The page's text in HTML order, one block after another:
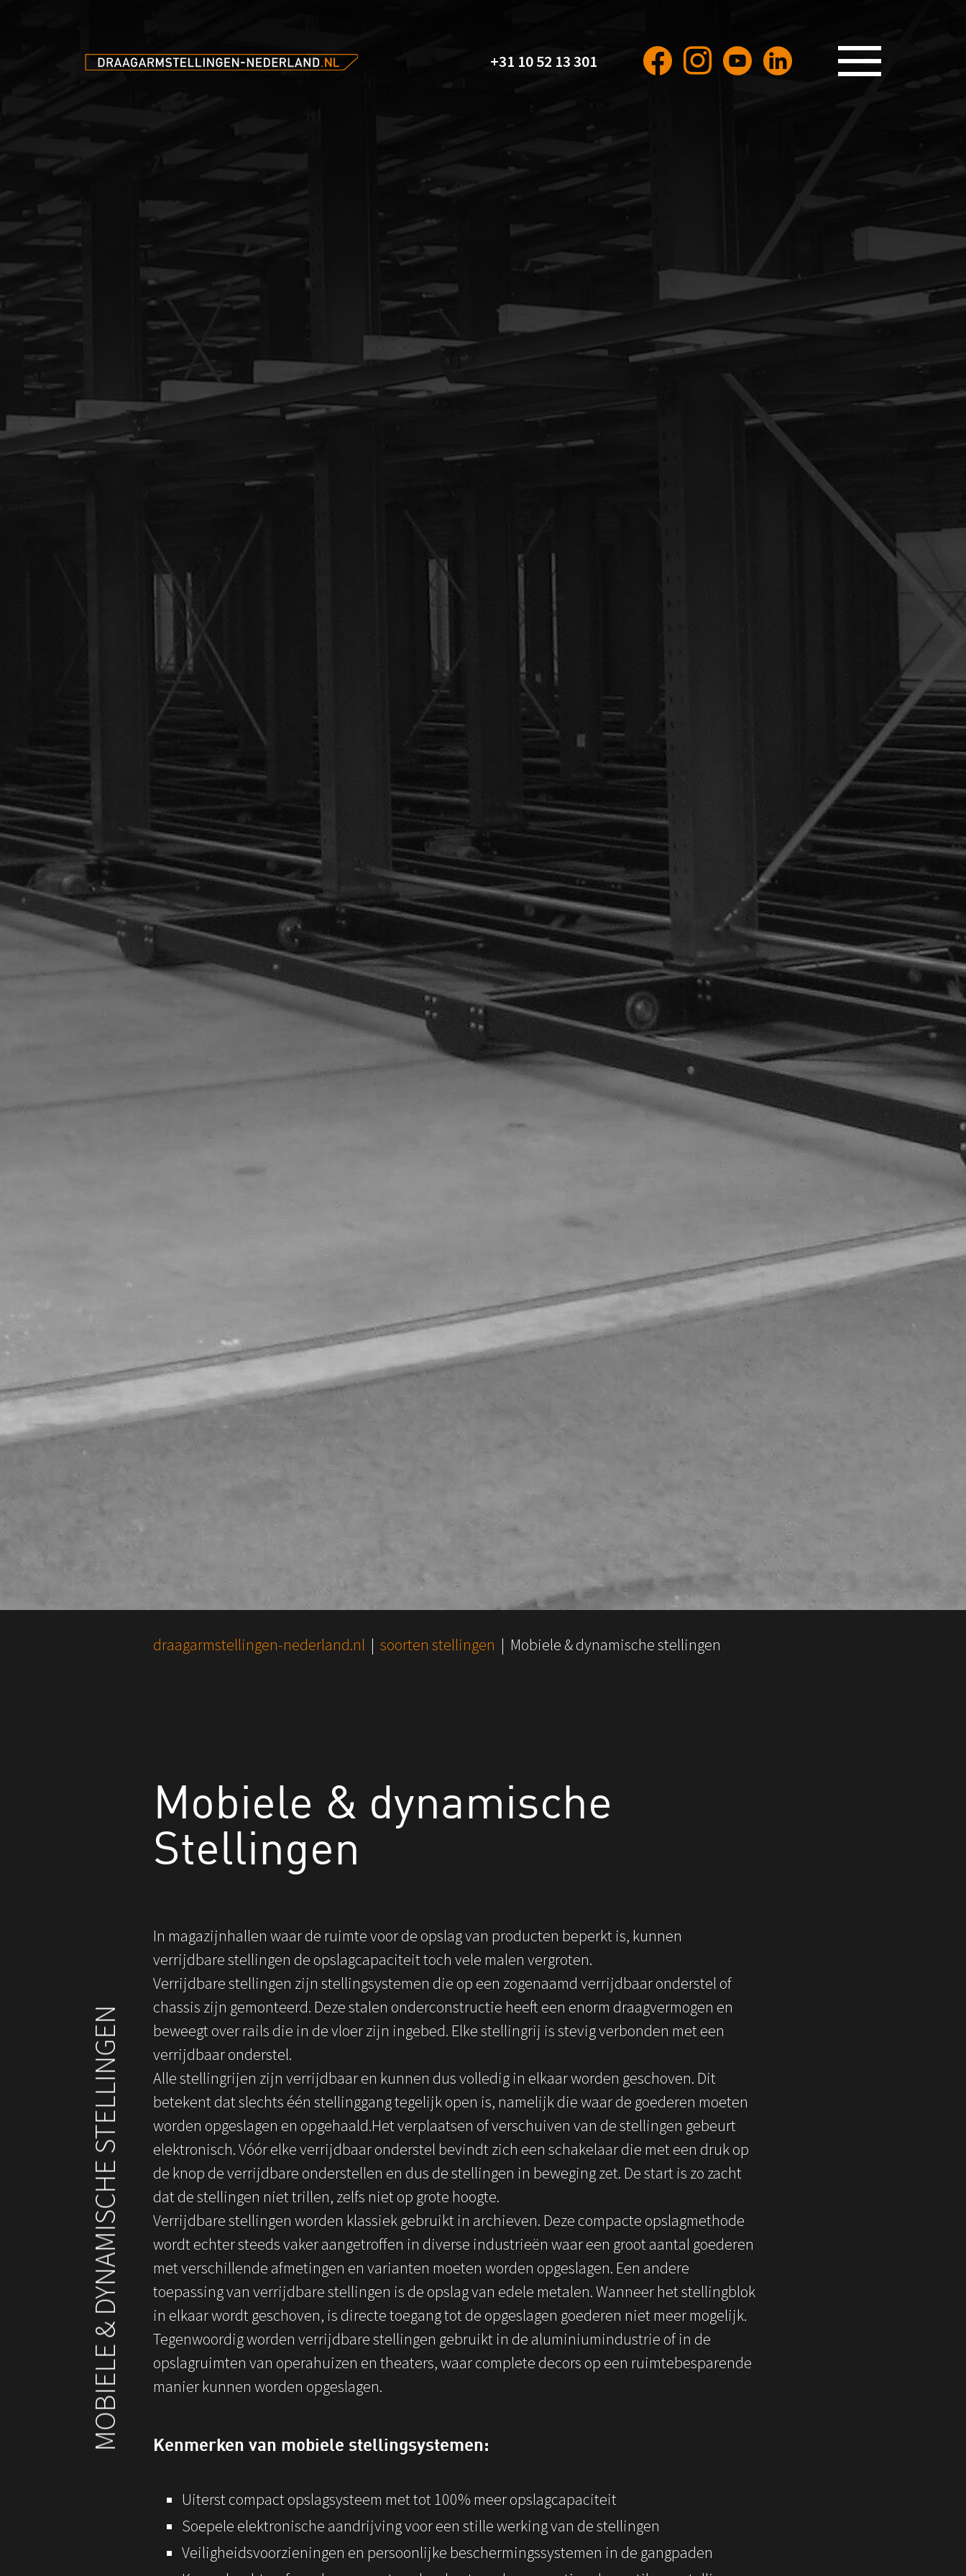
+31 10 52 13 301
Voor alle vragen over opslagtechniek
en opslagsystemen, of indien u een
individuele offerte wenst, aarzel dan
niet om contact met ons op te nemen.
Kontakt:
Tel: 010 5213301
Email:
info@draagarmstellingen-
Neem nu Kontakt op!
You are here:
draagarmstellingen-nederland.nl soorten stellingen Mobiele & dynamische stellingen
Mobiele & dynamische
Stellingen
In magazijnhallen waar de ruimte voor de opslag van producten beperkt is, kunnen
verrijdbare stellingen de opslagcapaciteit toch vele malen vergroten.
Verrijdbare stellingen zijn stellingsystemen die op een zogenaamd verrijdbaar onderstel of
chassis zijn gemonteerd. Deze stalen onderconstructie heeft een enorm draagvermogen en
beweegt over rails die in de vloer zijn ingebed. Elke stellingrij is stevig verbonden met een
verrijdbaar onderstel.
Alle stellingrijen zijn verrijdbaar en kunnen dus volledig in elkaar worden geschoven. Dit
betekent dat slechts één stellinggang tegelijk open is, namelijk die waar de goederen moeten
worden opgeslagen en opgehaald.Het verplaatsen of verschuiven van de stellingen gebeurt
elektronisch. Vóór elke verrijdbaar onderstel bevindt zich een schakelaar die met een druk op
de knop de verrijdbare onderstellen en dus de stellingen in beweging zet. De start is zo zacht
dat de stellingen niet trillen, zelfs niet op grote hoogte.
Verrijdbare stellingen worden klassiek gebruikt in archieven. Deze compacte opslagmethode
wordt echter steeds vaker aangetroffen in diverse industrieën waar een groot aantal goederen
met verschillende afmetingen en varianten moeten worden opgeslagen. Een andere
toepassing van verrijdbare stellingen is de opslag van edele metalen. Wanneer het stellingblok
in elkaar wordt geschoven, is directe toegang tot de opgeslagen goederen niet meer mogelijk.
Tegenwoordig worden verrijdbare stellingen gebruikt in de aluminiumindustrie of in de
opslagruimten van operahuizen en theaters, waar complete decors op een ruimtebesparende
manier kunnen worden opgeslagen.
Kenmerken van mobiele stellingsystemen:
Uiterst compact opslagsysteem met tot 100% meer opslagcapaciteit
Soepele elektronische aandrijving voor een stille werking van de stellingen
Veiligheidsvoorzieningen en persoonlijke beschermingssystemen in de gangpaden
MOBIELE & DYNAMISCHE STELLINGEN